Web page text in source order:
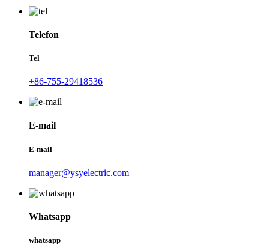
Telefon
Tel
+86-755-29418536
E-mail
E-mail
manager@ysyelectric.com
Whatsapp
whatsapp